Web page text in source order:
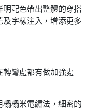
明配色帶出整體的穿搭
及字樣注入，增添更多
轉彎處都有做加強處
榻榻米電繡法，細密的